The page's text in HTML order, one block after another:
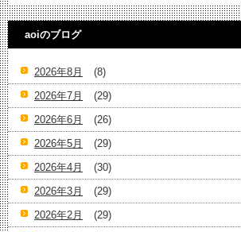
aoiのブログ
2026年8月
(8)
2026年7月
(29)
2026年6月
(26)
2026年5月
(29)
2026年4月
(30)
2026年3月
(29)
2026年2月
(29)